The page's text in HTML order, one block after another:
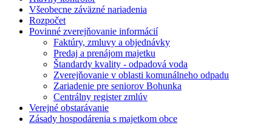
Všeobecne záväzné nariadenia
Rozpočet
Povinné zverejňovanie informácií
Faktúry, zmluvy a objednávky
Predaj a prenájom majetku
Štandardy kvality - odpadová voda
Zverejňovanie v oblasti komunálneho odpadu
Zariadenie pre seniorov Bohunka
Centrálny register zmlúv
Verejné obstarávanie
Zásady hospodárenia s majetkom obce